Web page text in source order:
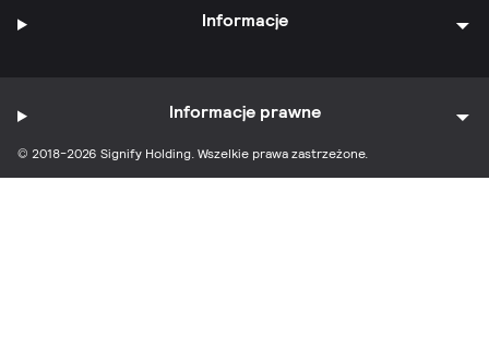
Informacje
© 2018-2026 Signify Holding. Wszelkie prawa zastrzeżone.
Informacje prawne